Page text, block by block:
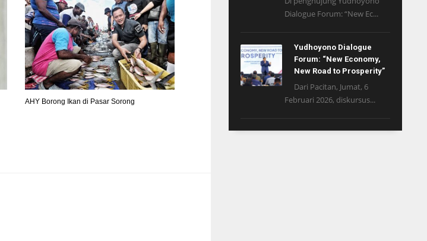
AHY Borong Ikan di Pasar Sorong
Dialogue Forum: “New Ec...
Yudhoyono Dialogue
Forum: “New Economy,
New Road to Prosperity”
Dari Pacitan, Jumat, 6
Februari 2026, diskursus...